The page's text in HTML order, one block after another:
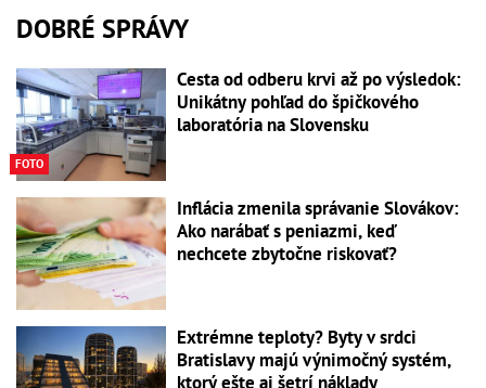
DOBRÉ SPRÁVY
FOTO
Cesta od odberu krvi až po výsledok:
Unikátny pohľad do špičkového
laboratória na Slovensku
Inflácia zmenila správanie Slovákov:
Ako narábať s peniazmi, keď
nechcete zbytočne riskovať?
Extrémne teploty? Byty v srdci
Bratislavy majú výnimočný systém,
ktorý ešte aj šetrí náklady